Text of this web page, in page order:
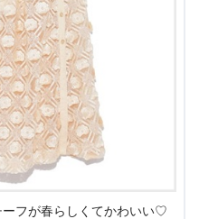
ーフが春らしくてかわいい♡